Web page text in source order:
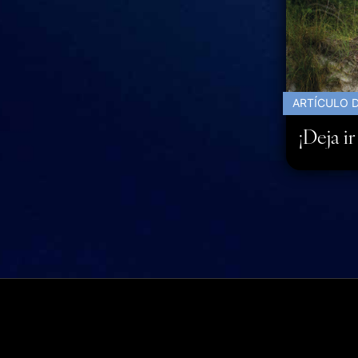
ARTÍCULO
¡Deja